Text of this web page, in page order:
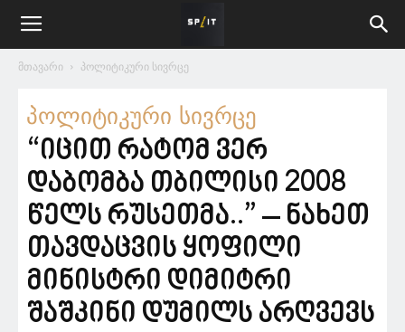
მთავარი პოლიტიკური სივრცე
პოლიტიკური სივრცე
“იცით რატომ ვერ
დაბომბა თბილისი 2008
წელს რუსეთმა..” – ნახეთ
თავდაცვის ყოფილი
მინისტრი დიმიტრი
შაშკინი დუმილს არღვევს